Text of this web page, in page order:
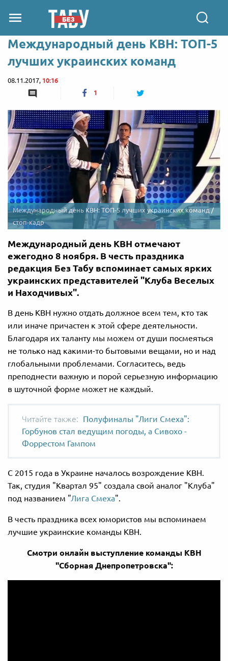
Международный день КВН: ТОП-5
лучших украинских команд
08.11.2017, 10:16
1
Международный день КВН: ТОП-5 лучших украинских команд /
стоп-кадр
Международный день КВН отмечают
ежегодно 8 ноября. В честь праздника
редакция Без Табу вспоминает самых ярких
украинских представителей "Клуба Веселых
и Находчивых".
В день КВН нужно отдать должное всем тем, кто так
или иначе причастен к этой сфере деятельности.
Благодаря их таланту мы можем от души посмеяться
не только над какими-то бытовыми вещами, но и над
глобальными проблемами. Согласитесь, ведь
преподнести важную и порой серьезную информацию
в шуточной форме может не каждый.
Полуфиналы "Лиги Смеха":
Горбунов стал ведущим погоды, а Сивохо -
Форрестом Гампом
С 2015 года в Украине началось возрождение КВН.
Так, студия "Квартал 95" создала свой аналог "Клуба"
под названием "Лига Смеха".
В честь праздника всех юмористов мы вспоминаем
лучшие украинские команды КВН.
Смотри онлайн выступление команды КВН
"Сборная Днепропетровска":